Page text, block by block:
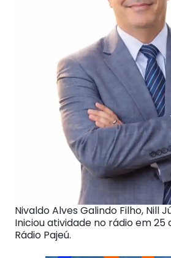
Nivaldo Alves Galindo Filho, Nill
Iniciou atividade no rádio em 25
Rádio Pajeú.